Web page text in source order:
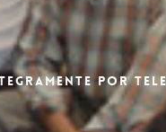
POR